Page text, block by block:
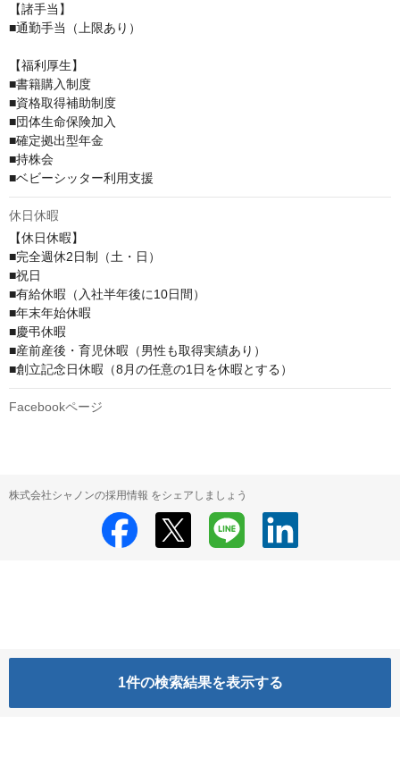
1件の検索結果を表示する
【諸手当】
■通勤手当（上限あり）
【福利厚生】
■書籍購入制度
■資格取得補助制度
■団体生命保険加入
■確定拠出型年金
■持株会
■ベビーシッター利用支援
休日休暇
【休日休暇】
■完全週休2日制（土・日）
■祝日
■有給休暇（入社半年後に10日間）
■年末年始休暇
■慶弔休暇
■産前産後・育児休暇（男性も取得実績あり）
■創立記念日休暇（8月の任意の1日を休暇とする）
Facebookページ
株式会社シャノンの採用情報 をシェアしましょう